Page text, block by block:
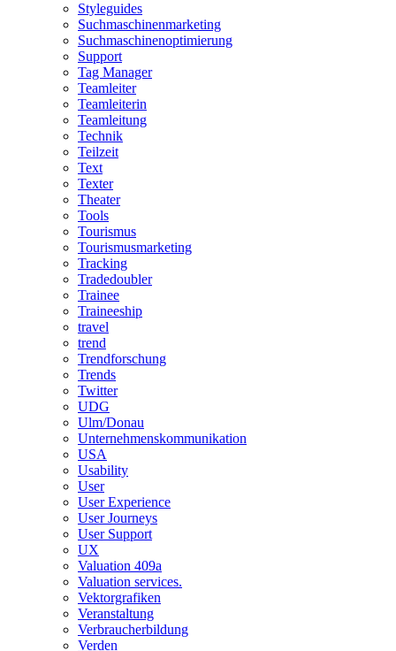
Styleguides
Suchmaschinenmarketing
Suchmaschinenoptimierung
Support
Tag Manager
Teamleiter
Teamleiterin
Teamleitung
Technik
Teilzeit
Text
Texter
Theater
Tools
Tourismus
Tourismusmarketing
Tracking
Tradedoubler
Trainee
Traineeship
travel
trend
Trendforschung
Trends
Twitter
UDG
Ulm/Donau
Unternehmenskommunikation
USA
Usability
User
User Experience
User Journeys
User Support
UX
Valuation 409a
Valuation services.
Vektorgrafiken
Veranstaltung
Verbraucherbildung
Verden